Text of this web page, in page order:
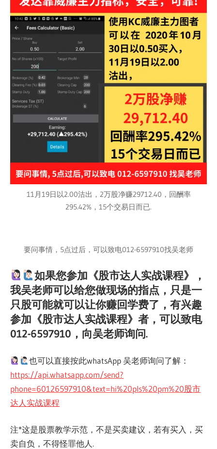
11月19日以2.00沽出，2万股净赚29712.40，回酬率
295.42%，15个交易日而已.
要问事情，5点过后，可以致电012-6597910找吴老师
如果您参加《股市达人实战课程》，
我吴老师可以给您做现场的指点，只是一
只股可能就可以让你赚回学费了，有兴趣
参加《股市达人实战课程》者，可以致电
012-6597910，向吴老师询问.
也可以直接按此whatsApp 吴老师询问了解：
https://api.whatsapp.com/send?
phone=60126597910&text=hi%20pls%20pm%20股市
达人实战课程
注*这是股票教学示范，不是买卖建议，若有买入，买
卖自负，不得怪罪他人.